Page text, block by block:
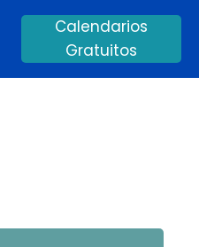
Calendarios
Gratuitos